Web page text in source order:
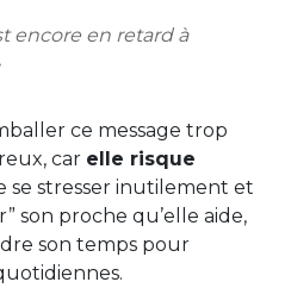
encore en retard à
ce message trop
car elle risque
se stresser inutilement et
son proche qu’elle aide,
son temps pour